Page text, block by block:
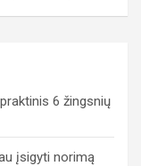
6 žingsnių
įsigyti norimą